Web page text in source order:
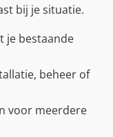
bij je situatie.
je bestaande
beheer of
voor meerdere